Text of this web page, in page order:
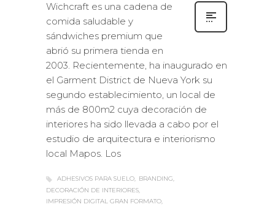
Wichcraft es una cadena de
comida saludable y
sándwiches premium que
abrió su primera tienda en
2003. Recientemente, ha inaugurado en
el Garment District de Nueva York su
segundo establecimiento, un local de
más de 800m2 cuya decoración de
interiores ha sido llevada a cabo por el
estudio de arquitectura e interiorismo
local Mapos. Los
ADHESIVOS PARA SUELO
BRANDING
DECORACIÓN DE INTERIORES
IMPRESIÓN DIGITAL GRAN FORMATO